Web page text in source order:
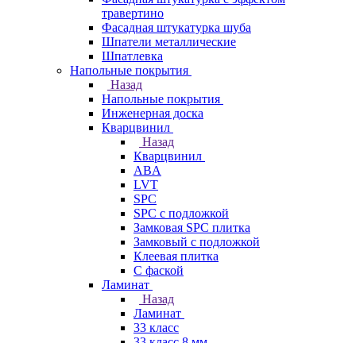
травертино
Фасадная штукатурка шуба
Шпатели металлические
Шпатлевка
Напольные покрытия
Назад
Напольные покрытия
Инженерная доска
Кварцвинил
Назад
Кварцвинил
ABA
LVT
SPC
SPC с подложкой
Замковая SPC плитка
Замковый с подложкой
Клеевая плитка
С фаской
Ламинат
Назад
Ламинат
33 класс